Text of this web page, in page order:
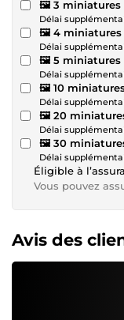
🖼️ 3 miniatures
Délai
🖼️ 4 miniatures
Délai
🖼️ 5 miniatures
Délai
🖼️ 10
Délai
🖼️ 20
Délai
🖼️ 30
Délai
Éligible à
Vous pouvez
Avis des